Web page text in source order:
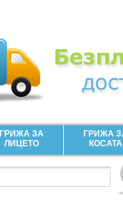
ГРИЖА ЗА
ЛИЦЕТО
ГРИЖА
КОСАТА